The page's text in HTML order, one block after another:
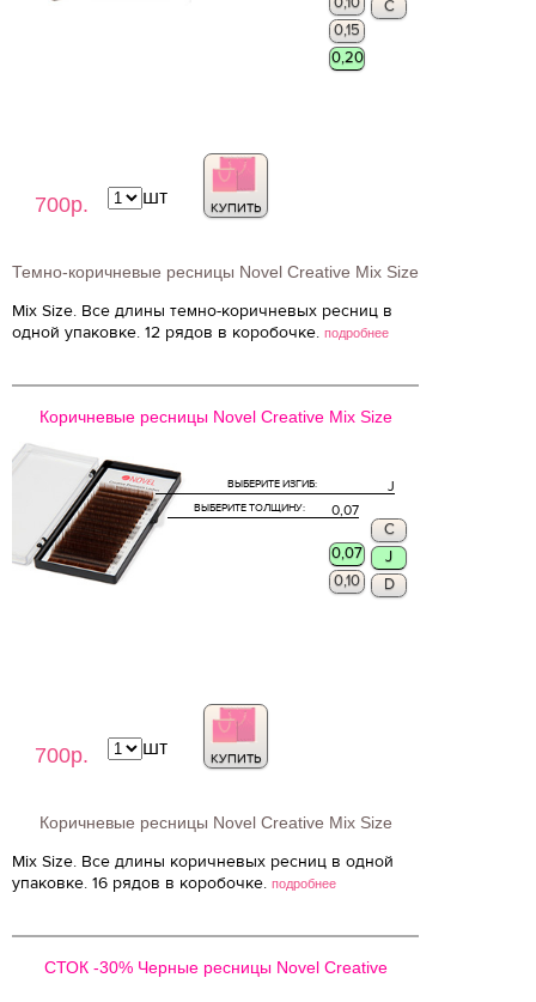
700р.
0,15
0,20
C
КУПИТЬ
шт
Темно-коричневые ресницы Novel Creative Mix Size
Mix Size. Все длины темно-коричневых ресниц в
одной упаковке. 12 рядов в коробочке. подробнее
Коричневые ресницы Novel Creative Mix Size
700р.
J
ВЫБЕРИТЕ ИЗГИБ:
0,07
ВЫБЕРИТЕ ТОЛЩИНУ:
C
J
0,07
0,10
D
КУПИТЬ
шт
Коричневые ресницы Novel Creative Mix Size
Mix Size. Все длины коричневых ресниц в одной
упаковке. 16 рядов в коробочке. подробнее
СТОК -30% Черные ресницы Novel Creative